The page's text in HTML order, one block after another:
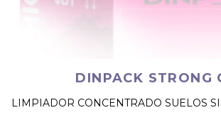
DINPACK STRONG
LIMPIADOR CONCENTRADO SUELOS